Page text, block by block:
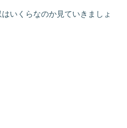
いくらなのか見ていきましょ